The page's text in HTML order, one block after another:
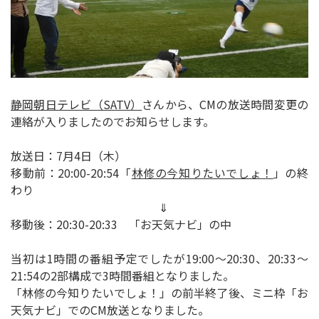
静岡朝日テレビ（SATV） さんから、CMの放送時間変更の
連絡が入りましたのでお知らせします。
放送日：7月4日（木）
移動前：20:00-20:54「林修の今知りたいでしょ！ 」の終
わり
⇓
移動後：20:30-20:33 「お天気ナビ」の中
当初は1時間の番組予定でしたが19:00～20:30、20:33～
21:54の2部構成で3時間番組となりました。
「林修の今知りたいでしょ！」の前半終了後、ミニ枠「お
天気ナビ」でのCM放送となりました。